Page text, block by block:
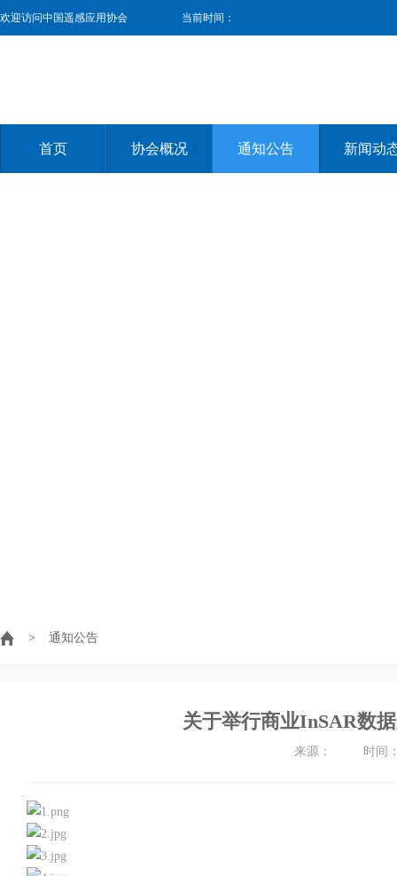
欢迎访问中国遥感应用协会 当前时间：
首页 协会概况 通知公告 新闻动
> 通知公告
关于举行商业InSAR数
来源： 时间：